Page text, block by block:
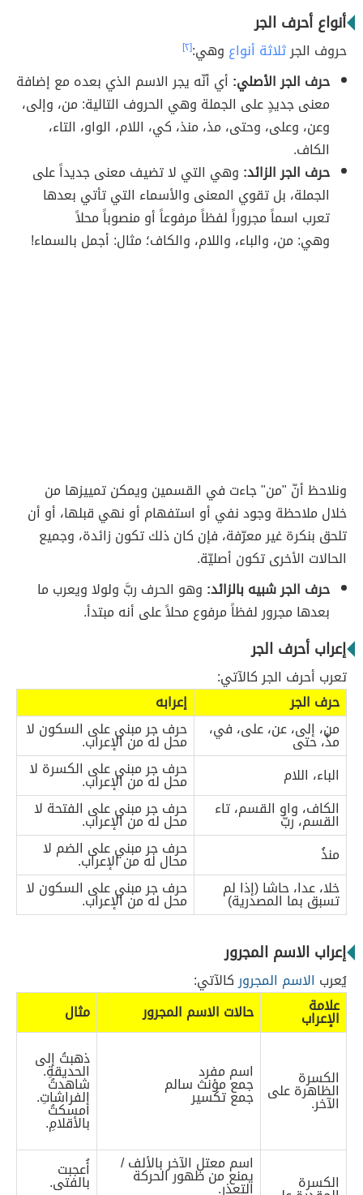
أنواع أحرف الجر
حروف الجرثلاثة أنواع وهي:[٢]
حرف الجر الأصلي: أي أنّه يجر الاسم الذي بعده مع إضافة
معنى جديدٍ على الجملة وهي الحروف التالية: من، وإلى،
وعن، وعلى، وحتى، مذ، منذ، كي، اللام، الواو، التاء،
الكاف.
حرف الجر الزائد: وهي التي لا تضيف معنى جديداً على
الجملة، بل تقوي المعنى والأسماء التي تأتي بعدها
تعرب اسماً مجروراً لفظاً مرفوعاً أو منصوباً محلاً
وهي: من، والباء، واللام، والكاف؛ مثال: أجمل بالسماء!
ونلاحظ أنّ "من" جاءت في القسمين ويمكن تمييزها من
خلال ملاحظة وجود نفي أو استفهام أو نهي قبلها، أو أن
تلحق بنكرة غير معرّفة، فإن كان ذلك تكون زائدة، وجميع
الحالات الأخرى تكون أصليّة.
حرف الجر شبيه بالزائد: وهو الحرف ربَّ ولولا ويعرب ما
بعدها مجرور لفظاً مرفوع محلاً على أنه مبتدأ.
إعراب أحرف الجر
تعرب أحرف الجر كالآتي:
حرف الجر
إعرابه
من، إلى، عن، على، في،
مذْ، حتى
حرف جر مبني على السكون لا
محل له من الإعراب.
الباء، اللام
حرف جر مبني على الكسرة لا
محل له من الإعراب.
الكاف، واو القسم، تاء
القسم، ربَّ
حرف جر مبني على الفتحة لا
محل له من الإعراب.
منذُ
حرف جر مبني على الضم لا
محال له من الإعراب.
خلا، عدا، حاشا (إذا لم
تسبق بما المصدرية)
حرف جر مبني على السكون لا
محل له من الإعراب.
إعراب الاسم المجرور
يُعرب الاسم المجروركالآتي:
علامة
الإعراب حالات الاسم المجرور مثال
الكسرة
الظاهرة على
الآخر.
اسم مفرد
جمع مؤنث سالم
جمع تكسير
ذهبتُ إلى
الحديقةِ.
شاهدتُ
الفراشاتِ.
أمسكتُ
بالأقلامِ.
الكسرة
اسم معتل الآخر بالألف /
يمنع من ظهور الحركة
التعذر.
أُعجبت
بالفتى.